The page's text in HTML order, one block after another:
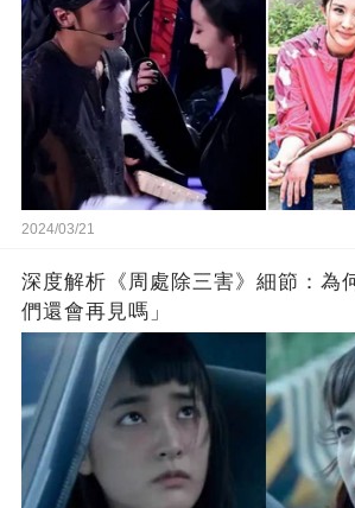
2024/03/21
深度解析《周處除三害》細節：為
們還會再見嗎」